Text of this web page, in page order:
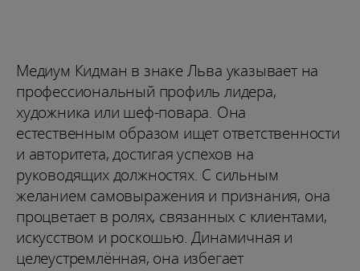
Медиум Кидман в знаке Льва указывает на
профессиональный профиль лидера,
художника или шеф-повара. Она
естественным образом ищет ответственности
и авторитета, достигая успехов на
руководящих должностях. С сильным
желанием самовыражения и признания, она
процветает в ролях, связанных с клиентами,
искусством и роскошью. Динамичная и
целеустремлённая, она избегает